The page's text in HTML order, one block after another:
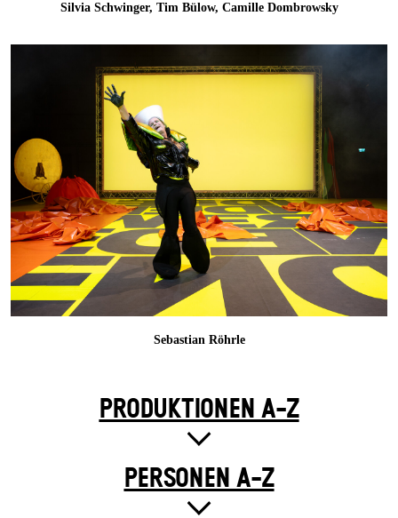
Silvia Schwinger, Tim Bülow, Camille Dombrowsky
Sebastian Röhrle
PRODUKTIONEN A-Z
PERSONEN A-Z